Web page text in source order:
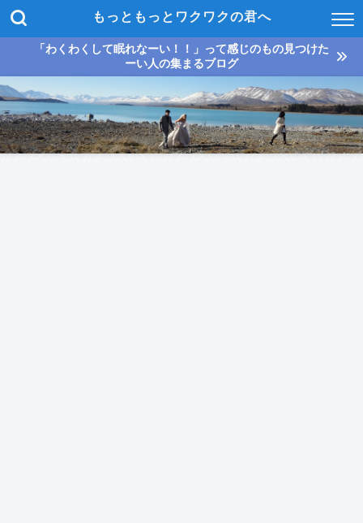
もっともっとワクワクの君へ
「わくわくして眠れなーい！！」って感じのもの見つけた
ーい人の集まるブログ